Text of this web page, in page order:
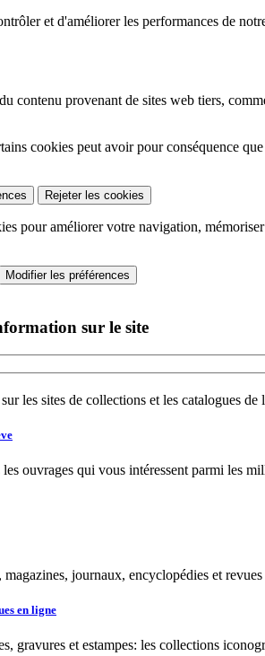
et d'améliorer les performances de
contenu provenant de sites web tiers,
cookies peut avoir pour conséquence
Rejeter les cookies
pour améliorer votre navigation,
Modifier les préférences
sur le site
les sites de collections et les catalogues
ouvrages qui vous intéressent parmi les
journaux, encyclopédies et
en ligne
gravures et estampes: les collections